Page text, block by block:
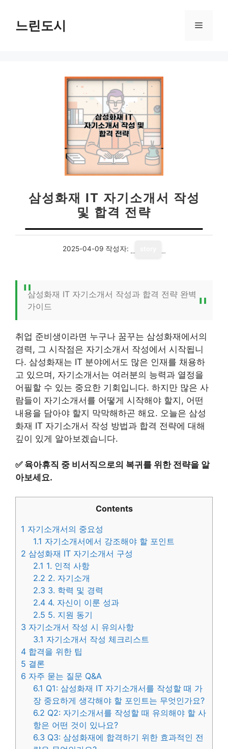
느린도시 메
삼성화재 IT 자기소개서 작성
및 합격 전략
2025-04-09 작성자:
삼성화재 IT 자기소개서 작성과 합격 전략 완벽
가이드
취업 준비생이라면 누구나 꿈꾸는 삼성화재에서의
경력, 그 시작점은 자기소개서 작성에서 시작됩니
다. 삼성화재는 IT 분야에서도 많은 인재를 채용하
고 있으며, 자기소개서는 여러분의 능력과 열정을
어필할 수 있는 중요한 기회입니다. 하지만 많은 사
람들이 자기소개서를 어떻게 시작해야 할지, 어떤
내용을 담아야 할지 막막해하곤 해요. 오늘은 삼성
화재 IT 자기소개서 작성 방법과 합격 전략에 대해
깊이 있게 알아보겠습니다.
✅ 육아휴직 중 비서직으로의 복귀를 위한 전략을 알
아보세요.
Contents
1 자기소개서의 중요성
1.1 자기소개서에서 강조해야 할 포인트
2 삼성화재 IT 자기소개서 구성
2.1 1. 인적 사항
2.2 2. 자기소개
2.3 3. 학력 및 경력
2.4 4. 자신이 이룬 성과
2.5 5. 지원 동기
3 자기소개서 작성 시 유의사항
3.1 자기소개서 작성 체크리스트
4 합격을 위한 팁
5 결론
6 자주 묻는 질문 Q&A
6.1 Q1: 삼성화재 IT 자기소개서를 작성할 때 가
장 중요하게 생각해야 할 포인트는 무엇인가요?
6.2 Q2: 자기소개서를 작성할 때 유의해야 할 사
항은 어떤 것이 있나요?
6.3 Q3: 삼성화재에 합격하기 위한 효과적인 전